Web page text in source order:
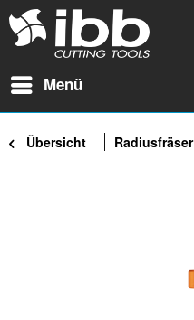
Menü
Übersicht Radiusfräser